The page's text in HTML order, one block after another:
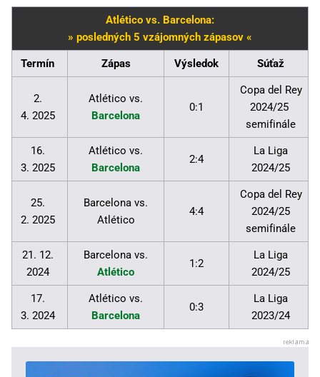
Atlético vs. Barcelona:
» posledných 5 vzájomných zápasov «
Termín Zápas Výsledok Súťaž
2.
4. 2025
Atlético vs.
Barcelona
0:1
Copa del Rey
2024/25
semifinále
16.
3. 2025
Atlético vs.
Barcelona
2:4
La Liga
2024/25
25.
2. 2025
Barcelona vs.
Atlético
4:4
Copa del Rey
2024/25
semifinále
21. 12.
2024
Barcelona vs.
Atlético
1:2
La Liga
2024/25
17.
3. 2024
Atlético vs.
Barcelona
0:3
La Liga
2023/24